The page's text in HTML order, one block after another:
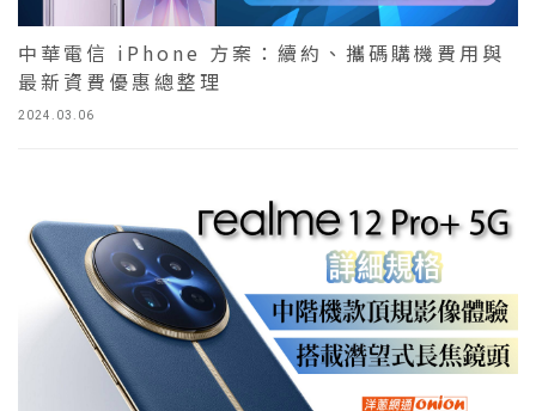
2024.03.06
中華電信 iPhone 方案：續約、攜碼購機費用與
最新資費優惠總整理